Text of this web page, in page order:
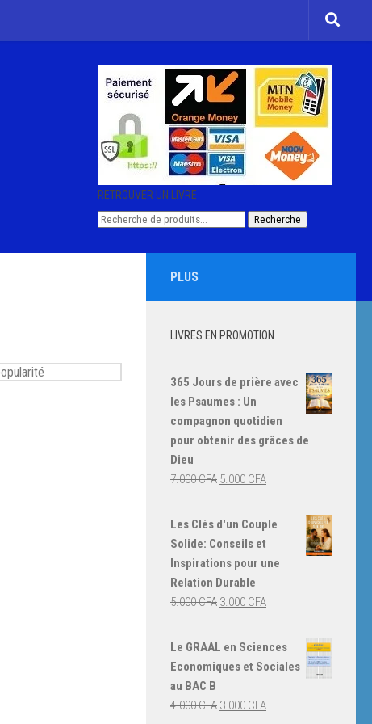
RETROUVER UN LIVRE
Recherche
Recherche
PLUS
LIVRES EN PROMOTION
365 Jours de prière avec
les Psaumes : Un
compagnon quotidien
pour obtenir des grâces de
Dieu
7.000CFA Le
initial
était :
5.000 CFALe
actuel
5.000 CFA.
Les Clés d'un Couple
Solide: Conseils et
Inspirations pour une
Relation Durable
5.000CFA Le
initial
3.000 CFALe
est :
3.000 CFA.
Le GRAAL en Sciences
Economiques et Sociales
au BAC B
4.000CFA Le
3.000 CFALe